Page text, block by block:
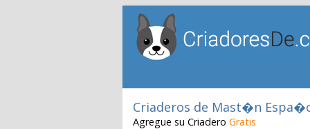
Criaderos de Mast�n
Agregue su Criadero Gratis